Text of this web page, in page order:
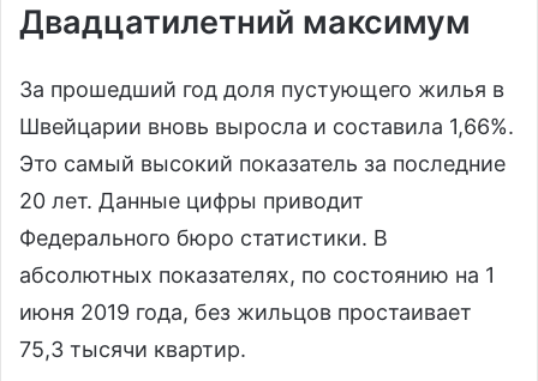
Двадцатилетний максимум
За прошедший год доля пустующего жилья в
Швейцарии вновь выросла и составила 1,66%.
Это самый высокий показатель за последние
20 лет. Данные цифры приводит
Федерального бюро статистики. В
абсолютных показателях, по состоянию на 1
июня 2019 года, без жильцов простаивает
75,3 тысячи квартир.